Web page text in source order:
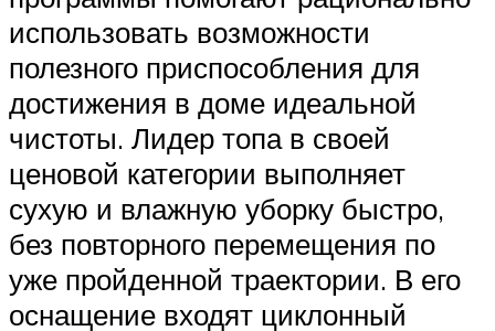
использовать возможности
полезного приспособления для
достижения в доме идеальной
чистоты. Лидер топа в своей
ценовой категории выполняет
сухую и влажную уборку быстро,
без повторного перемещения по
уже пройденной траектории. В его
оснащение входят циклонный